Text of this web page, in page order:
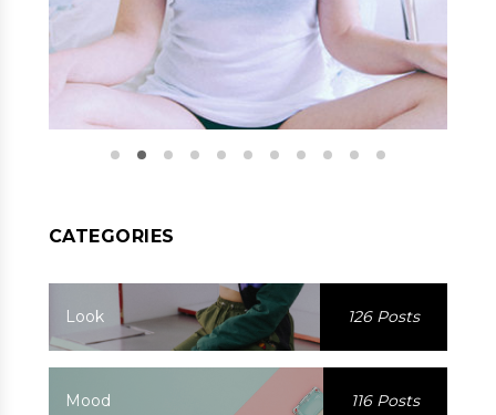
CATEGORIES
Look 126 Posts
Mood 116 Posts